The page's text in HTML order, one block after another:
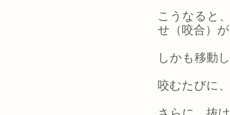
こうなると
せ（咬合）
しかも移動
咬むたびに